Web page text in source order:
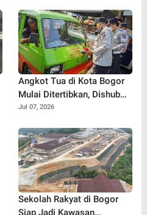
Angkot Tua di Kota Bogor
Mulai Ditertibkan, Dishub
Semprot Label 'Tidak Laik
Jul 07, 2026
Sekolah Rakyat di Bogor
Siap Jadi Kawasan